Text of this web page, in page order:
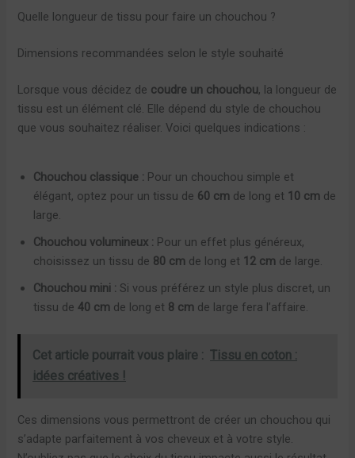
Quelle longueur de tissu pour faire un chouchou ?
Dimensions recommandées selon le style souhaité
Lorsque vous décidez de coudre un chouchou, la longueur de
tissu est un élément clé. Elle dépend du style de chouchou
que vous souhaitez réaliser. Voici quelques indications :
Chouchou classique : Pour un chouchou simple et
élégant, optez pour un tissu de 60 cm de long et 10 cm de
large.
Chouchou volumineux : Pour un effet plus généreux,
choisissez un tissu de 80 cm de long et 12 cm de large.
Chouchou mini : Si vous préférez un style plus discret, un
tissu de40 cm de long et 8 cm de large fera l’affaire.
Cet article pourrait vous plaire : Tissu en coton :
idées créatives !
Ces dimensions vous permettront de créer un chouchou qui
s’adapte parfaitement à vos cheveux et à votre style.